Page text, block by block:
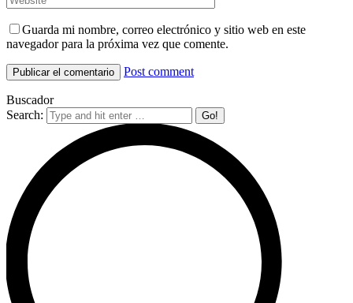
Guarda mi nombre, correo electrónico y sitio web en este
navegador para la próxima vez que comente.
Post comment
Buscador
Search: